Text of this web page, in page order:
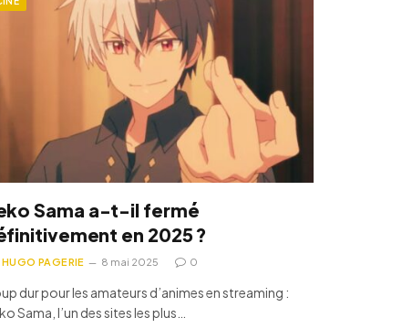
Sama a-t-il fermé
en 2025 ?
HUGO PAGERIE 8 mai 2025 0
dur pour les amateurs d’animes en streaming :
Sama, l’un des sites les plus…